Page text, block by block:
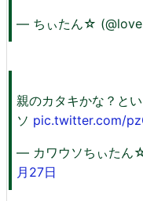
— ちぃたん☆
親のカタキかな？と
ソ pic.twitter.com/
— カワウソちぃたん
月27日